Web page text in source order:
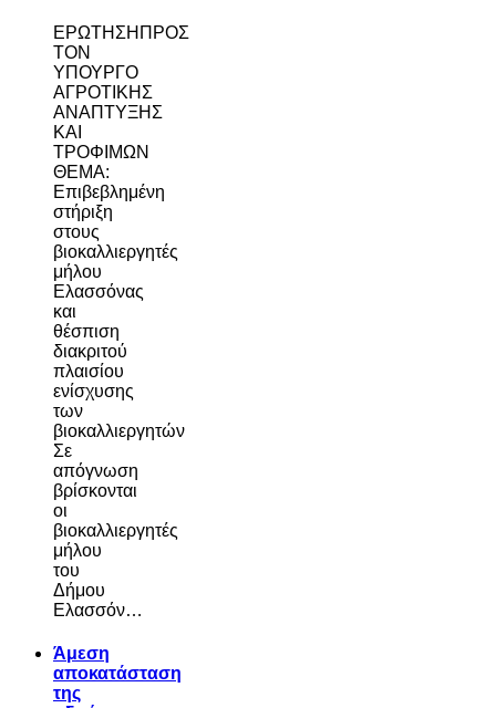
ΕΡΩΤΗΣΗΠΡΟΣ
ΤΟΝ
ΥΠΟΥΡΓΟ
ΑΓΡΟΤΙΚΗΣ
ΑΝΑΠΤΥΞΗΣ
ΚΑΙ
ΤΡΟΦΙΜΩΝ
ΘΕΜΑ:
Επιβεβλημένη
στήριξη
στους
βιοκαλλιεργητές
μήλου
Ελασσόνας
και
θέσπιση
διακριτού
πλαισίου
ενίσχυσης
των
βιοκαλλιεργητών
Σε
απόγνωση
βρίσκονται
οι
βιοκαλλιεργητές
μήλου
του
Δήμου
Ελασσόν…
Άμεση
αποκατάσταση
της